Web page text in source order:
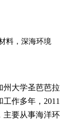
料，深海环境
州大学圣芭芭拉
作多年，2011
主要从事海洋环